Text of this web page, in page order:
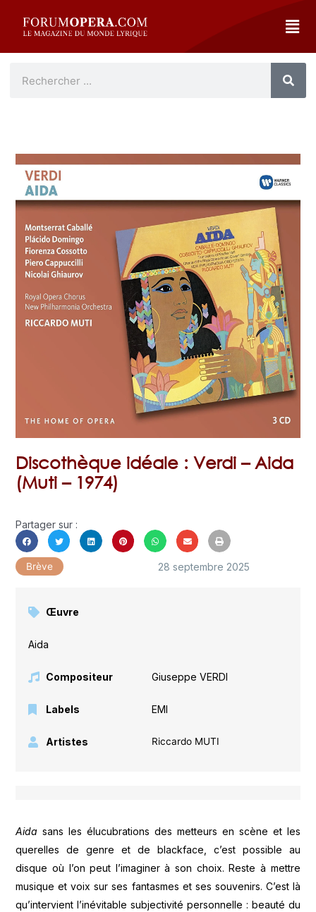
Discothèque idéale : Verdi – Aida
(Muti – 1974)
Partager sur :
Brève 28 septembre 2025
Œuvre
Aida
Compositeur Giuseppe VERDI
Labels EMI
Artistes Riccardo MUTI
Aida sans les élucubrations des metteurs en scène et les
querelles de genre et de blackface, c’est possible au
disque où l’on peut l’imaginer à son choix. Reste à mettre
musique et voix sur ses fantasmes et ses souvenirs. C’est là
qu’intervient l’inévitable subjectivité personnelle : beauté du